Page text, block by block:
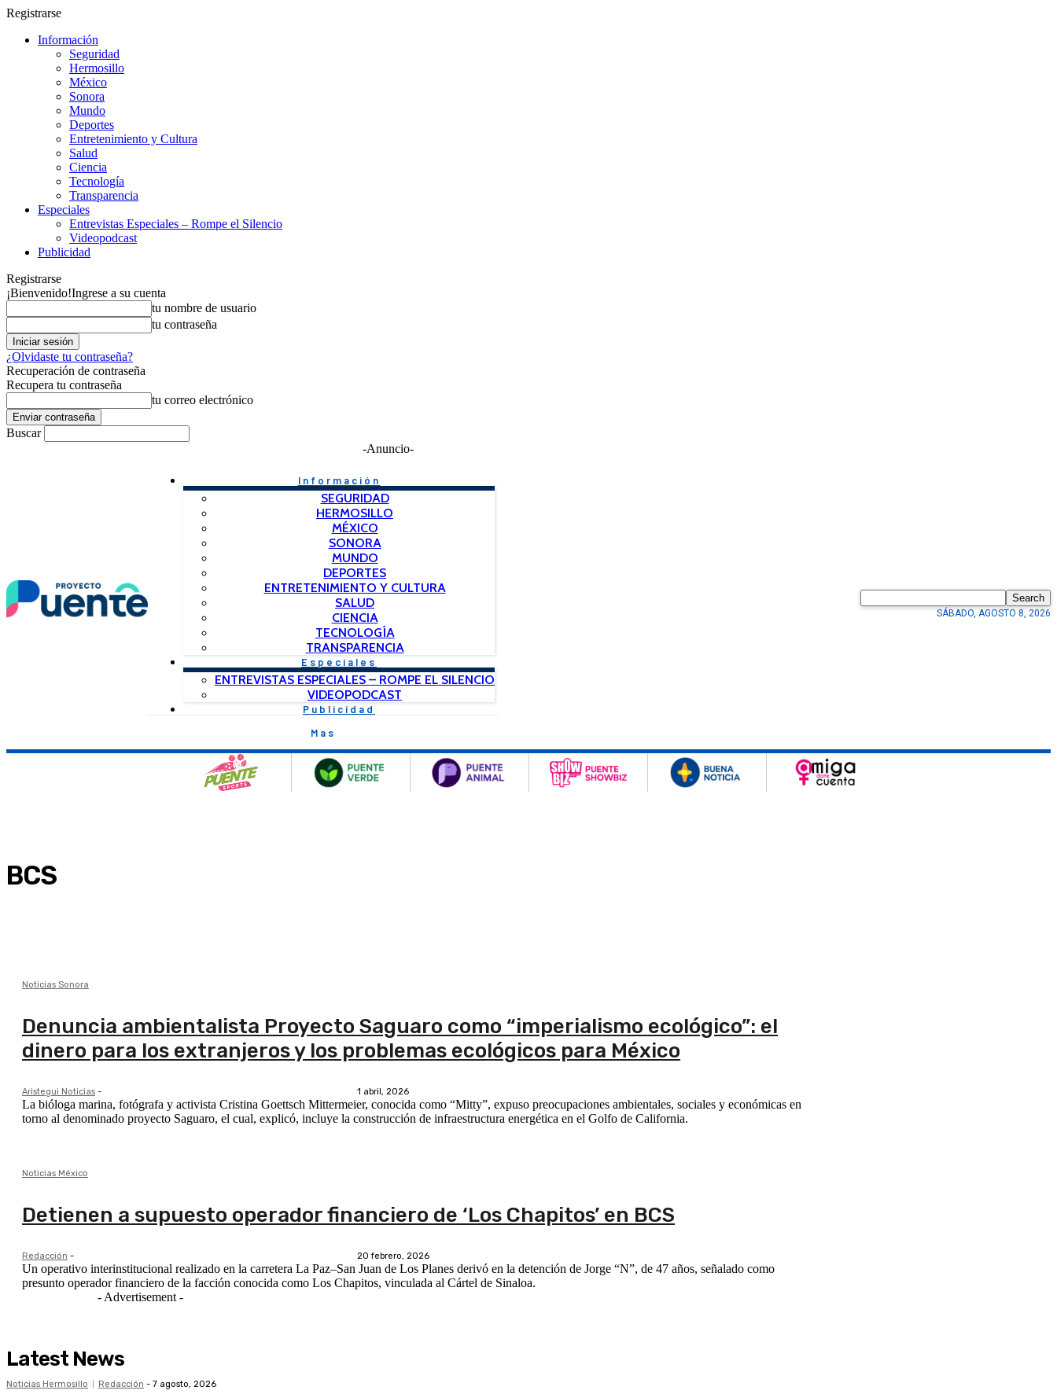
Registrarse
Información
Seguridad
Hermosillo
México
Sonora
Mundo
Deportes
Entretenimiento y Cultura
Salud
Ciencia
Tecnología
Transparencia
Especiales
Entrevistas Especiales – Rompe el Silencio
Videopodcast
Publicidad
Registrarse
¡Bienvenido!Ingrese a su cuenta
tu nombre de usuario
tu contraseña
¿Olvidaste tu contraseña?
Recuperación de contraseña
Recupera tu contraseña
tu correo electrónico
Buscar
-Anuncio-
Información
SEGURIDAD
HERMOSILLO
MÉXICO
SONORA
MUNDO
DEPORTES
ENTRETENIMIENTO Y CULTURA
SALUD
CIENCIA
TECNOLOGÍA
TRANSPARENCIA
Especiales
ENTREVISTAS ESPECIALES – ROMPE EL SILENCIO
VIDEOPODCAST
Publicidad
Mas
Search
SÁBADO, AGOSTO 8, 2026
BCS
Noticias Sonora
Denuncia ambientalista Proyecto Saguaro como “imperialismo ecológico”: el
dinero para los extranjeros y los problemas ecológicos para México
Aristegui Noticias - 1 abril, 2026
La bióloga marina, fotógrafa y activista Cristina Goettsch Mittermeier, conocida como “Mitty”, expuso preocupaciones ambientales, sociales y económicas en
torno al denominado proyecto Saguaro, el cual, explicó, incluye la construcción de infraestructura energética en el Golfo de California.
Noticias México
Detienen a supuesto operador financiero de ‘Los Chapitos’ en BCS
Redacción - 20 febrero, 2026
Un operativo interinstitucional realizado en la carretera La Paz–San Juan de Los Planes derivó en la detención de Jorge “N”, de 47 años, señalado como
presunto operador financiero de la facción conocida como Los Chapitos, vinculada al Cártel de Sinaloa.
- Advertisement -
Latest News
Noticias Hermosillo Redacción - 7 agosto, 2026